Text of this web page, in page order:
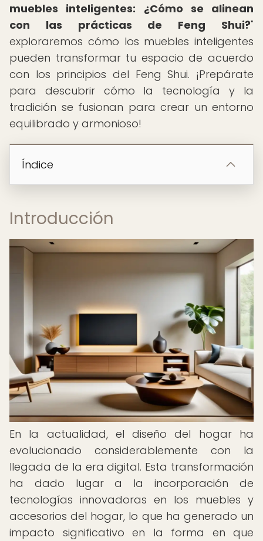
muebles inteligentes: ¿Cómo se alinean
con las prácticas de Feng Shui?"
exploraremos cómo los muebles inteligentes
pueden transformar tu espacio de acuerdo
con los principios del Feng Shui. ¡Prepárate
para descubrir cómo la tecnología y la
tradición se fusionan para crear un entorno
equilibrado y armonioso!
Índice
Introducción
En la actualidad, el diseño del hogar ha
evolucionado considerablemente con la
llegada de la era digital. Esta transformación
ha dado lugar a la incorporación de
tecnologías innovadoras en los muebles y
accesorios del hogar, lo que ha generado un
impacto significativo en la forma en que